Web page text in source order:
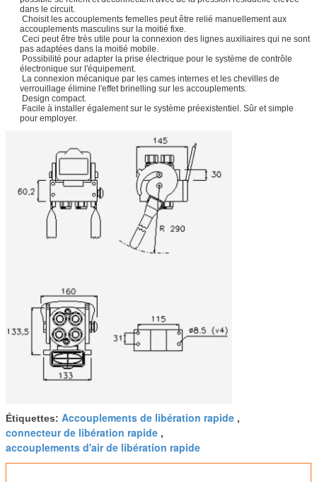
dans le circuit.
Choisit les accouplements femelles peut être relié manuellement aux
accouplements masculins sur la moitié fixe.
Ceci peut être très utile pour la connexion des lignes auxiliaires qui ne sont
pas adaptées dans la moitié mobile.
Possibilité pour adapter la prise électrique pour le système de contrôle
électronique sur l'équipement.
La connexion mécanique par les cames internes et les chevilles de
verrouillage élimine l'effet brinelling sur les accouplements.
Design compact.
Facile à installer également sur le système préexistentiel. Sûr et simple
pour employer.
Étiquettes: Accouplements de libération rapide ,
connecteur de libération rapide ,
accouplements d'air de libération rapide